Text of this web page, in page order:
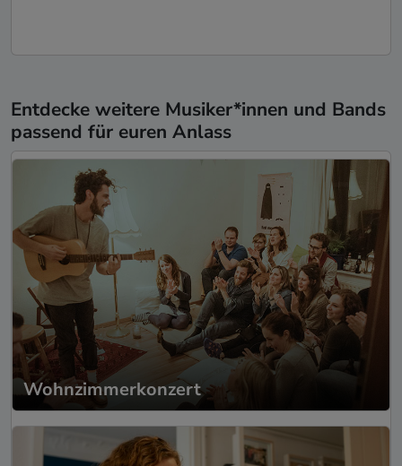
Entdecke weitere Musiker*innen und Bands
passend für euren Anlass
Wohnzimmerkonzert